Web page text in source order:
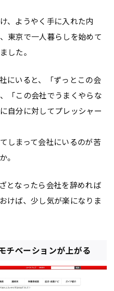
、ようやく手に入れた内
東京で一人暮らしを始めて
した。
にいると、「ずっとこの会
「この会社でうまくやらな
自分に対してプレッシャー
しまって会社にいるのが苦
。
となったら会社を辞めれば
けば、少し気が楽になりま
チベーションが上がる